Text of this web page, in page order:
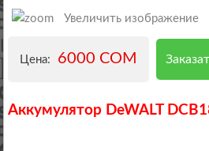
Увеличить изображение
Цена: 6000 COM
Аккумулятор DeWALT